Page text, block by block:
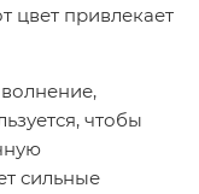
цвет привлекает
чтобы
сильные